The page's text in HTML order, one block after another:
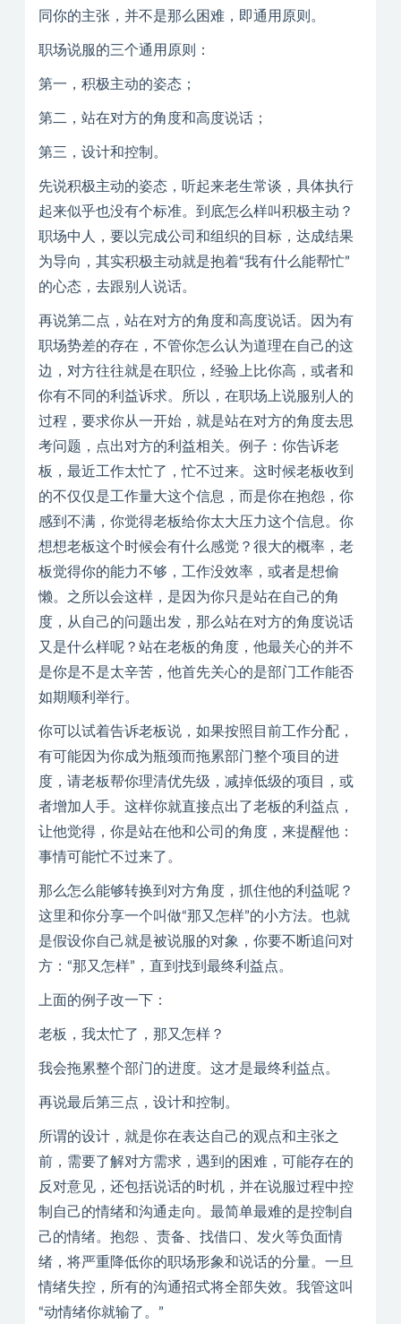
同你的主张，并不是那么困难，即通用原则。
职场说服的三个通用原则：
第一，积极主动的姿态；
第二，站在对方的角度和高度说话；
第三，设计和控制。
先说积极主动的姿态，听起来老生常谈，具体执行
起来似乎也没有个标准。到底怎么样叫积极主动？
职场中人，要以完成公司和组织的目标，达成结果
为导向，其实积极主动就是抱着“我有什么能帮忙”
的心态，去跟别人说话。
再说第二点，站在对方的角度和高度说话。因为有
职场势差的存在，不管你怎么认为道理在自己的这
边，对方往往就是在职位，经验上比你高，或者和
你有不同的利益诉求。所以，在职场上说服别人的
过程，要求你从一开始，就是站在对方的角度去思
考问题，点出对方的利益相关。例子：你告诉老
板，最近工作太忙了，忙不过来。这时候老板收到
的不仅仅是工作量大这个信息，而是你在抱怨，你
感到不满，你觉得老板给你太大压力这个信息。你
想想老板这个时候会有什么感觉？很大的概率，老
板觉得你的能力不够，工作没效率，或者是想偷
懒。之所以会这样，是因为你只是站在自己的角
度，从自己的问题出发，那么站在对方的角度说话
又是什么样呢？站在老板的角度，他最关心的并不
是你是不是太辛苦，他首先关心的是部门工作能否
如期顺利举行。
你可以试着告诉老板说，如果按照目前工作分配，
有可能因为你成为瓶颈而拖累部门整个项目的进
度，请老板帮你理清优先级，减掉低级的项目，或
者增加人手。这样你就直接点出了老板的利益点，
让他觉得，你是站在他和公司的角度，来提醒他：
事情可能忙不过来了。
那么怎么能够转换到对方角度，抓住他的利益呢？
这里和你分享一个叫做“那又怎样”的小方法。也就
是假设你自己就是被说服的对象，你要不断追问对
方：“那又怎样”，直到找到最终利益点。
上面的例子改一下：
老板，我太忙了，那又怎样？
我会拖累整个部门的进度。这才是最终利益点。
再说最后第三点，设计和控制。
所谓的设计，就是你在表达自己的观点和主张之
前，需要了解对方需求，遇到的困难，可能存在的
反对意见，还包括说话的时机，并在说服过程中控
制自己的情绪和沟通走向。最简单最难的是控制自
己的情绪。抱怨 、责备、找借口、发火等负面情
绪，将严重降低你的职场形象和说话的分量。一旦
情绪失控，所有的沟通招式将全部失效。我管这叫
“动情绪你就输了。”